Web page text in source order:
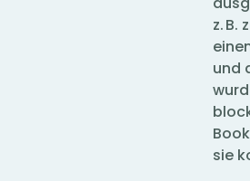
z. B.
und
sie